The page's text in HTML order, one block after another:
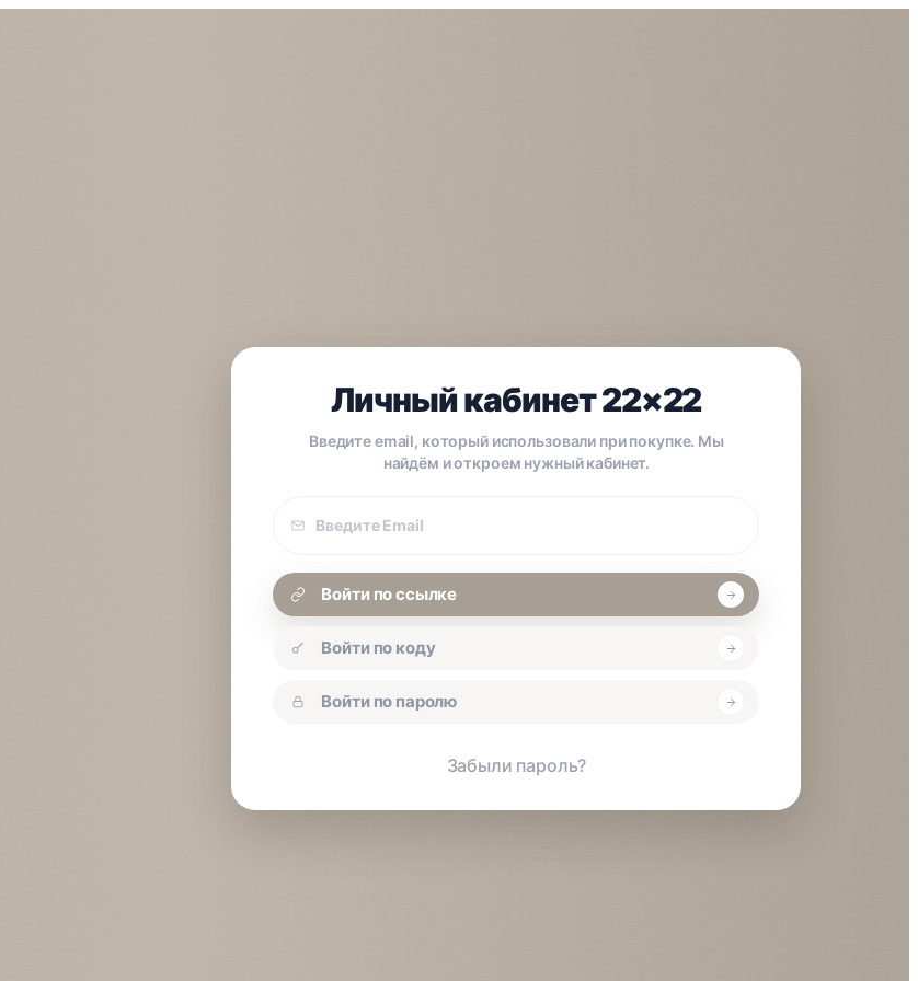
Личный кабинет 22×22
Введите email, который использовали при покупке. Мы
найдём и откроем нужный кабинет.
покупки
Войти по ссылке
Войти по коду
Войти по паролю
Забыли пароль?